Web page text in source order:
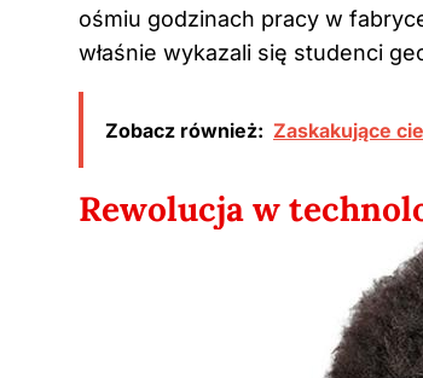
ośmiu godzinach pracy w
właśnie wykazali się studenci
Zobacz również: Zaskakujące
Rewolucja w